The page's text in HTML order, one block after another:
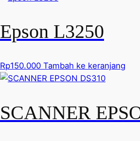
Epson L3250
Rp150.000 Tambah ke keranjang
SCANNER